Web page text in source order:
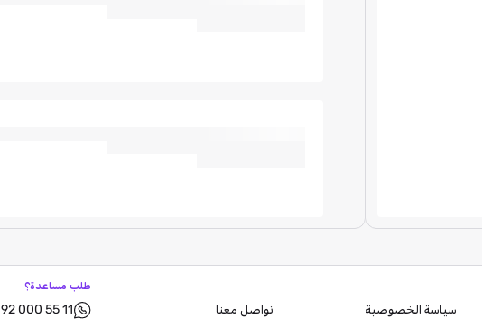
سياسة الخصوصية
تواصل معنا
طلب مساعدة؟
92 000 55 11